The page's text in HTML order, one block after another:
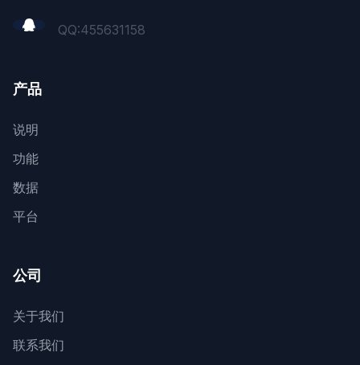
QQ:455631158
产品
说明
功能
数据
平台
公司
关于我们
联系我们